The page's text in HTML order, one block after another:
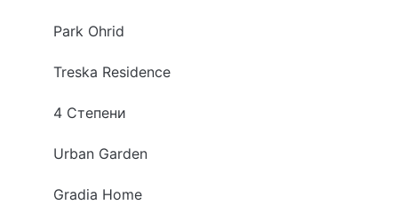
Park Ohrid
Treska Residence
4 Степени
Urban Garden
Gradia Home